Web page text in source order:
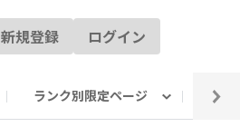
新規登録 ログイン
ランク別限定ページ